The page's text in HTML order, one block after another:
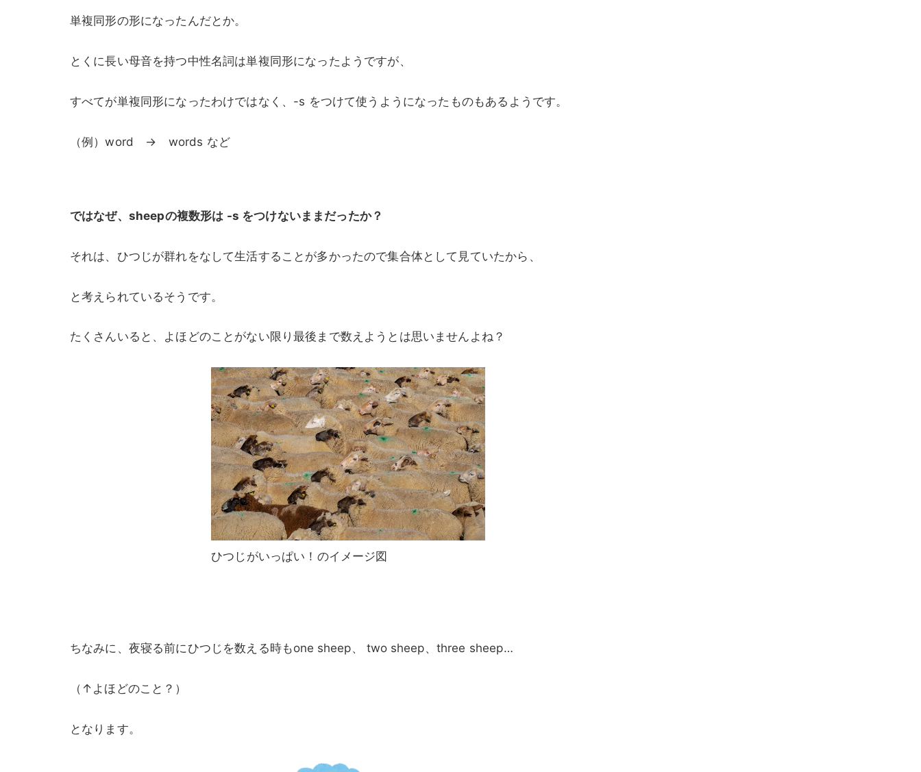
単複同形の形になったんだとか。
とくに長い母音を持つ中性名詞は単複同形になったようですが、
すべてが単複同形になったわけではなく、-s をつけて使うようになったものもあるようです。
（例）word → words など
ではなぜ、sheepの複数形は -s をつけないままだったか？
それは、ひつじが群れをなして生活することが多かったので集合体として見ていたから、
と考えられているそうです。
たくさんいると、よほどのことがない限り最後まで数えようとは思いませんよね？
ひつじがいっぱい！のイメージ図
ちなみに、夜寝る前にひつじを数える時もone sheep、 two sheep、three sheep…
（↑よほどのこと？）
となります。